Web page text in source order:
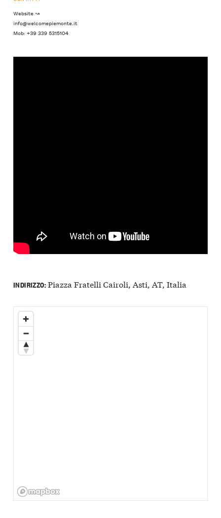
Website ↝
info@welcomepiemonte.it
Mob: +39 339 5315104
INDIRIZZO:Piazza Fratelli Cairoli, Asti, AT, Italia